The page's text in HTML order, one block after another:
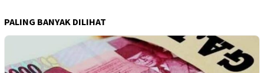
PALING BANYAK DILIHAT